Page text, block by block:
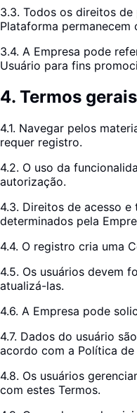
3.3. Todos os direitos
Plataforma permanecem
3.4. A Empresa pode
Usuário para fins
4. Termos
4.1. Navegar pelos
requer registro.
4.2. O uso da
autorização.
4.3. Direitos de acesso
determinados pela
4.4. O registro cria uma
4.5. Os usuários devem
atualizá-las.
4.6. A Empresa pode
4.7. Dados do usuário
acordo com a Política de
4.8. Os usuários
com estes Termos.